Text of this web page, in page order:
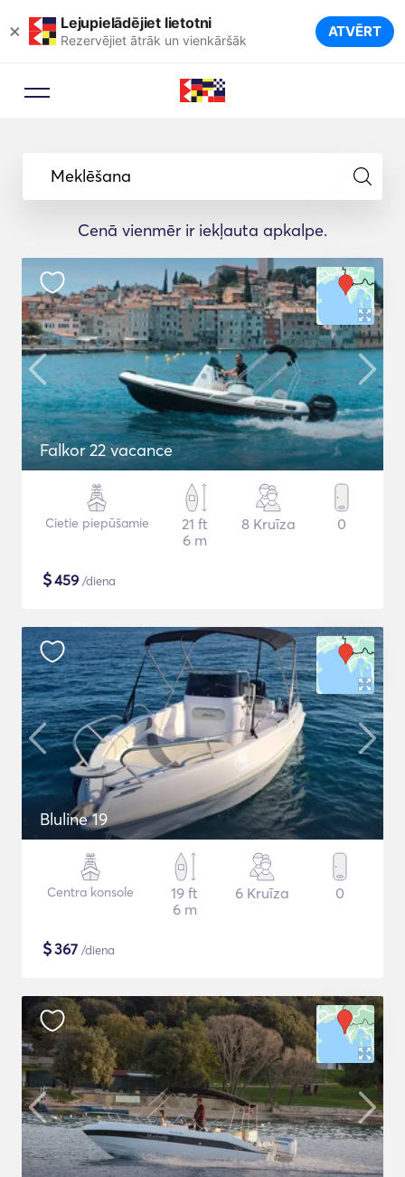
× Lejupielādējiet lietotni
Rezervējiet ātrāk un vienkāršāk ATVĒRT
Meklēšana
Cenā vienmēr ir iekļauta apkalpe.
Falkor 22 vacance
Cietie piepūšamie
21 ft
6 m
8 Kruīza 0
$459 /diena
Bluline 19
Centra konsole
19 ft
6 m
6 Kruīza 0
$367 /diena